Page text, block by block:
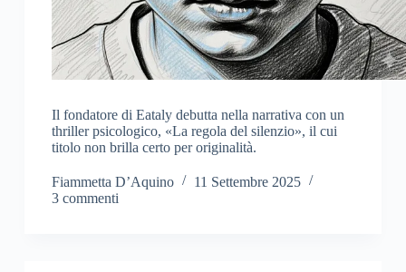
Il fondatore di Eataly debutta nella narrativa con un
thriller psicologico, «La regola del silenzio», il cui
titolo non brilla certo per originalità.
Fiammetta D’Aquino
11 Settembre 2025
3 commenti